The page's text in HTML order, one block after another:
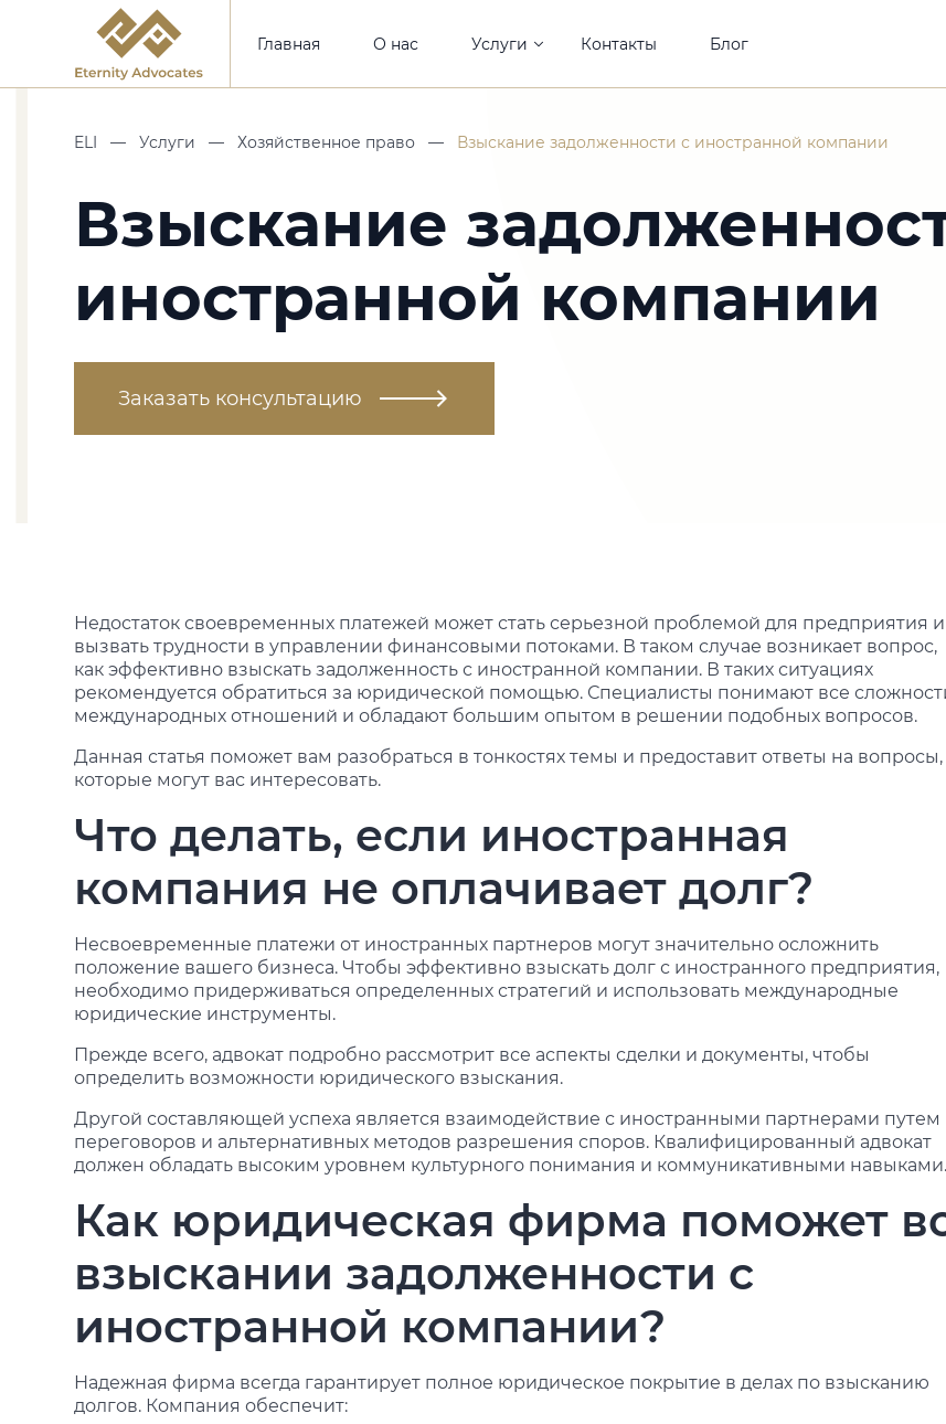
Главная О нас Услуги Контакты Блог
ELI — Услуги — Хозяйственное право — Взыскание задолженности с иностранной компании
Взыскание
иностранной компании
Заказать консультацию
Недостаток своевременных платежей может стать серьезной проблемой для предприятия и
вызвать трудности в управлении финансовыми потоками. В таком случае возникает вопрос,
как эффективно взыскать задолженность с иностранной компании. В таких ситуациях
рекомендуется обратиться за юридической помощью. Специалисты понимают все
международных отношений и обладают большим опытом в решении подобных вопросов.
Данная статья поможет вам разобраться в тонкостях темы и предоставит ответы на вопросы,
которые могут вас интересовать.
Что делать, если иностранная
компания не оплачивает долг?
Несвоевременные платежи от иностранных партнеров могут значительно осложнить
положение вашего бизнеса. Чтобы эффективно взыскать долг с иностранного предприятия,
необходимо придерживаться определенных стратегий и использовать международные
юридические инструменты.
Прежде всего, адвокат подробно рассмотрит все аспекты сделки и документы, чтобы
определить возможности юридического взыскания.
Другой составляющей успеха является взаимодействие с иностранными партнерами путем
переговоров и альтернативных методов разрешения споров. Квалифицированный адвокат
должен обладать высоким уровнем культурного понимания и коммуникативными навыками.
Как юридическая фирма поможет
взыскании задолженности с
иностранной компании?
Надежная фирма всегда гарантирует полное юридическое покрытие в делах по взысканию
долгов. Компания обеспечит: